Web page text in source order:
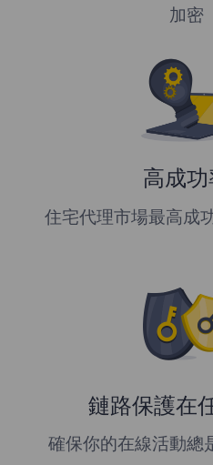
加密
高成功
住宅代理市場最高成
鏈路保護在
確保你的在線活動總